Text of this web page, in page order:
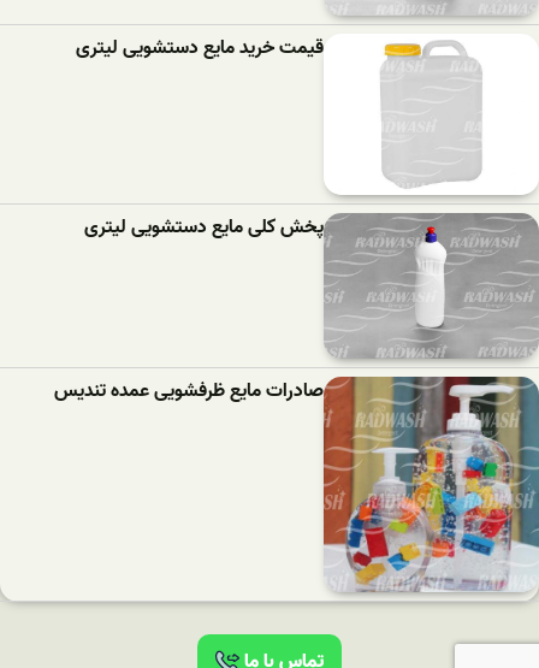
قیمت خرید مایع دستشویی لیتری
پخش کلی مایع دستشویی لیتری
صادرات مایع ظرفشویی عمده تندیس